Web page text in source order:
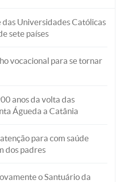
Universidades Católicas
sete países
vocacional para se tornar
anos da volta das
Águeda a Catânia
para com saúde
dos padres
o Santuário da